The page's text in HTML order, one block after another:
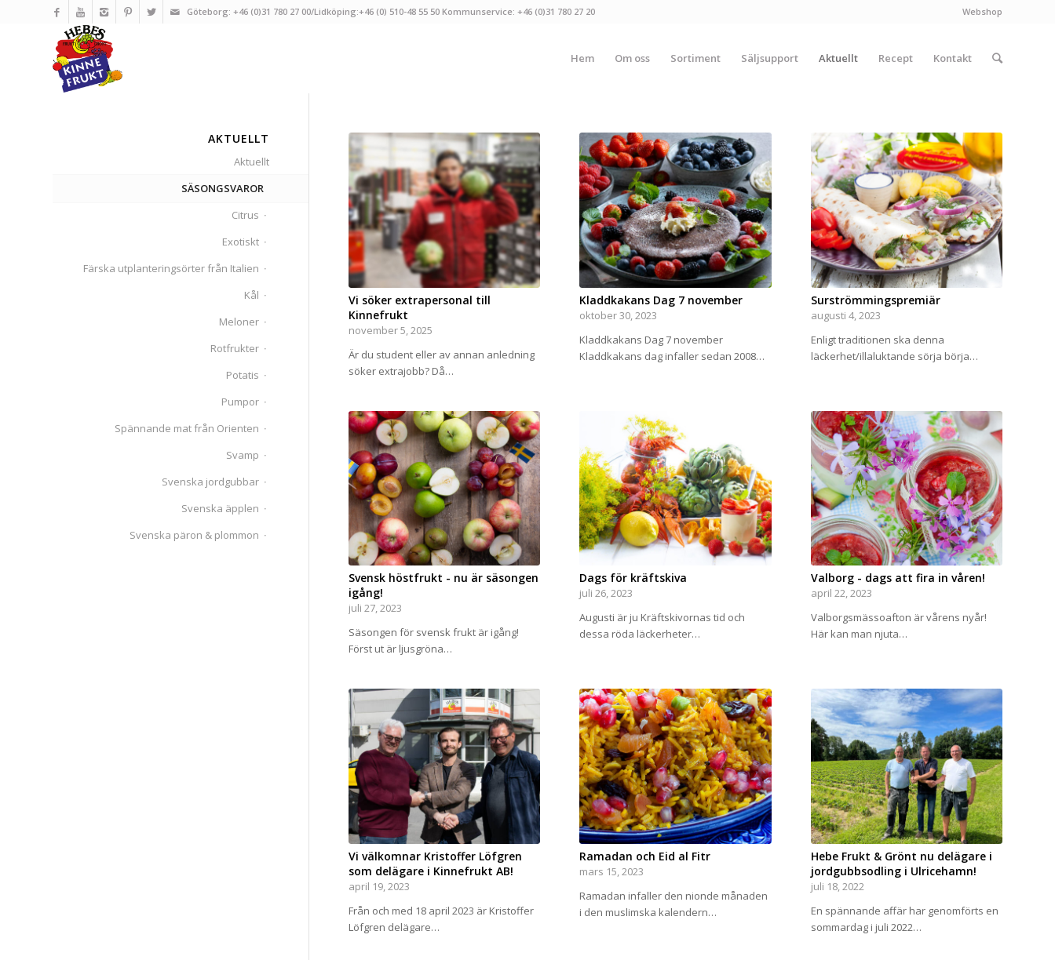
Webshop
Göteborg: +46 (0)31 780 27 00/Lidköping:+46 (0) 510-48 55 50 Kommunservice: +46 (0)31 780 27 20
Hem Om oss Sortiment Säljsupport Aktuellt Recept Kontakt
Vi söker extrapersonal till
Kinnefrukt
november 5, 2025
Är du student eller av annan anledning
söker extrajobb? Då…
Kladdkakans Dag 7 november
oktober 30, 2023
Kladdkakans Dag 7 november
Kladdkakans dag infaller sedan 2008…
Surströmmingspremiär
augusti 4, 2023
Enligt traditionen ska denna
läckerhet/illaluktande sörja börja…
Svensk höstfrukt - nu är säsongen
igång!
juli 27, 2023
Säsongen för svensk frukt är igång!
Först ut är ljusgröna…
Dags för kräftskiva
juli 26, 2023
Augusti är ju Kräftskivornas tid och
dessa röda läckerheter…
Valborg - dags att fira in våren!
april 22, 2023
Valborgsmässoafton är vårens nyår!
Här kan man njuta…
Vi välkomnar Kristoffer Löfgren
som delägare i Kinnefrukt AB!
april 19, 2023
Från och med 18 april 2023 är Kristoffer
Löfgren delägare…
Ramadan och Eid al Fitr
mars 15, 2023
Ramadan infaller den nionde månaden
i den muslimska kalendern…
Hebe Frukt & Grönt nu delägare i
jordgubbsodling i Ulricehamn!
juli 18, 2022
En spännande affär har genomförts en
sommardag i juli 2022…
AKTUELLT
Aktuellt
SÄSONGSVAROR
Citrus
Exotiskt
Färska utplanteringsörter från Italien
Kål
Meloner
Rotfrukter
Potatis
Pumpor
Spännande mat från Orienten
Svamp
Svenska jordgubbar
Svenska äpplen
Svenska päron & plommon